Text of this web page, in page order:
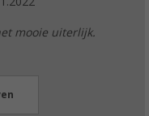
mooie uiterlijk.